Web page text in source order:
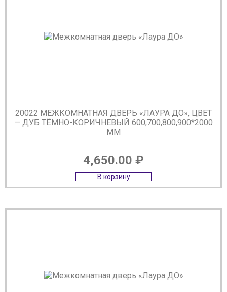
20022 МЕЖКОМНАТНАЯ ДВЕРЬ «ЛАУРА ДО», ЦВЕТ
— ДУБ ТЁМНО-КОРИЧНЕВЫЙ 600,700,800,900*2000
ММ
4,650.00 ₽
В корзину